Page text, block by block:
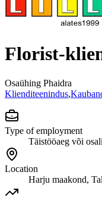
Florist-
Osaühing Phaidra
Klienditeenindus,
Type of employment
Täistööaeg või
Location
Harju maakond,